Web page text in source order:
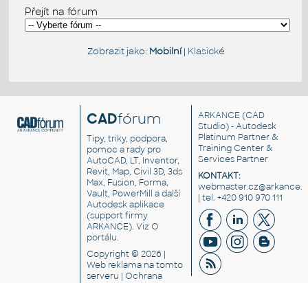
Přejít na fórum
Zobrazit jako: Mobilní| Klasické
CADfórum
Tipy, triky, podpora,
pomoc a rady pro
AutoCAD, LT, Inventor,
Revit, Map, Civil 3D, 3ds
Max, Fusion, Forma,
Vault, PowerMill a další
Autodesk aplikace
(support firmy
ARKANCE). VizO
portálu.
Copyright © 2026 |
Web reklama na tomto
serveru |Ochrana
ARKANCE (CAD
Studio) - Autodesk
Platinum Partner &
Training Center &
Services Partner
KONTAKT:
| tel. +420 910 970 111